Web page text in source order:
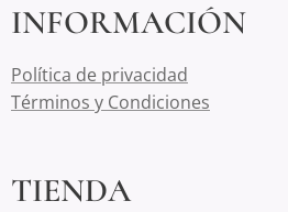
INFORMACIÓN
Política de privacidad
Términos y Condiciones
TIENDA